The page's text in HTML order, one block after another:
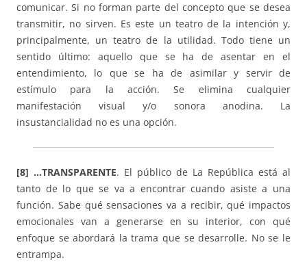
comunicar. Si no forman parte del concepto que se desea
transmitir, no sirven. Es este un teatro de la intención y,
principalmente, un teatro de la utilidad. Todo tiene un
sentido último: aquello que se ha de asentar en el
entendimiento, lo que se ha de asimilar y servir de
estímulo para la acción. Se elimina cualquier
manifestación visual y/o sonora anodina. La
insustancialidad no es una opción.
[8] …TRANSPARENTE. El público de La República está al
tanto de lo que se va a encontrar cuando asiste a una
función. Sabe qué sensaciones va a recibir, qué impactos
emocionales van a generarse en su interior, con qué
enfoque se abordará la trama que se desarrolle. No se le
entrampa.